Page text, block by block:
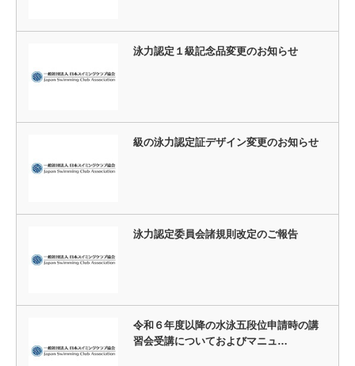
泳力認定１級記念品変更のお知らせ
級の泳力認定証デザイン変更のお知らせ
泳力認定委員会諸規則改定のご報告
令和６年度以降の水泳五段位申請時の講
習会受講についておよびマニュ…